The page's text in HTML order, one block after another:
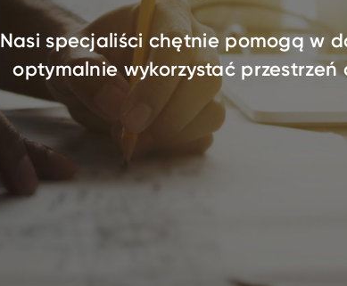
Nasi specjaliści chętnie pomogą w
optymalnie wykorzystać